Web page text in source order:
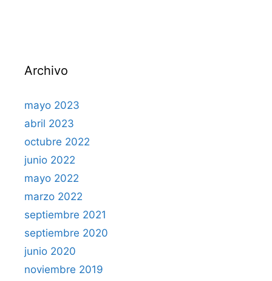
Archivo
mayo 2023
abril 2023
octubre 2022
junio 2022
mayo 2022
marzo 2022
septiembre 2021
septiembre 2020
junio 2020
noviembre 2019